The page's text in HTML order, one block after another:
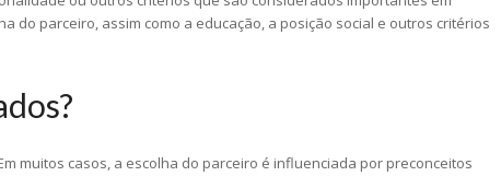
parceiro, assim como a educação, a posição social e outros critérios
muitos casos, a escolha do parceiro é influenciada por preconceitos